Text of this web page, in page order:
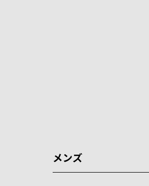
メンズ